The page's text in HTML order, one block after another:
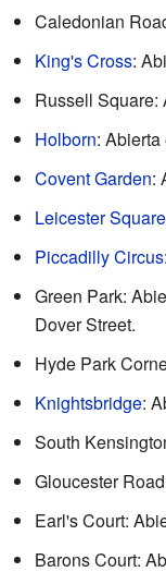
Caledonian
King's Cross:
Russell Square:
Holborn:
Covent Garden:
Leicester Square
Piccadilly Circus
Green Park:
Dover Street.
Hyde Park
Knightsbridge:
South
Gloucester
Earl's Court:
Barons Court: